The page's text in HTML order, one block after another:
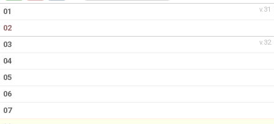
KONTAKT v.31
01
02
v.32
03
04
05
06
07